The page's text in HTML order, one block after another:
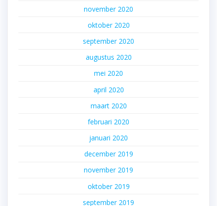
november 2020
oktober 2020
september 2020
augustus 2020
mei 2020
april 2020
maart 2020
februari 2020
januari 2020
december 2019
november 2019
oktober 2019
september 2019